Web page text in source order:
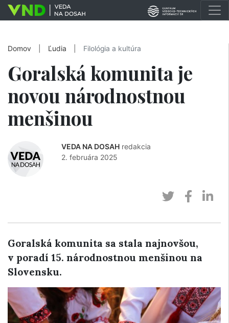
Domov Ľudia Filológia a kultúra
Goralská komunita je
novou národnostnou
menšinou
VEDA NA DOSAH redakcia
2. februára 2025
Goralská komunita sa stala najnovšou,
v poradí 15. národnostnou menšinou na
Slovensku.